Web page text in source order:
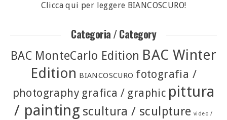
Clicca qui per leggere BIANCOSCURO!
Categoria / Category
BAC MonteCarlo Edition BAC Winter
Edition BIANCOSCURO fotografia /
photography grafica / graphic pittura
/ painting scultura / sculpture video /